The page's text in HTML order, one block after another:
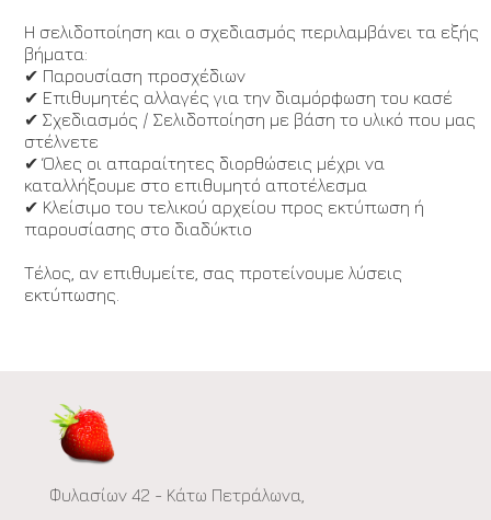
Η σελιδοποίηση και ο σχεδιασμός περιλαμβάνει τα εξής
βήματα:
✔ Παρουσίαση προσχέδιων
✔ Επιθυμητές αλλαγές για την διαμόρφωση του κασέ
✔ Σχεδιασμός / Σελιδοποίηση με βάση το υλικό που μας
στέλνετε
✔ Όλες οι απαραίτητες διορθώσεις μέχρι να
καταλλήξουμε στο επιθυμητό αποτέλεσμα
✔ Κλείσιμο του τελικού αρχείου προς εκτύπωση ή
παρουσίασης στο διαδύκτιο
Τέλος, αν επιθυμείτε, σας προτείνουμε λύσεις
εκτύπωσης.
Φυλασίων 42 - Κάτω Πετράλωνα,